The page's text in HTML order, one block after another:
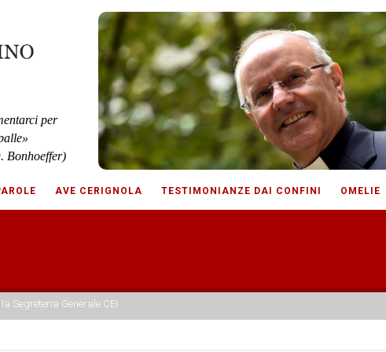
per
Bonhoeffer)
AVE CERIGNOLA TESTIMONIANZE DAI CONFINI OMELIE
Segreteria Generale CEI